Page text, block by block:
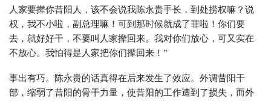
人家要撵你昔阳人，该不会说我陈永贵手长，到处捞权嘛？说
权，我不小啦，副总理嘛！可到那时候就成了罪啦！你们要
去，就好好干，不要叫人家撵回来。我对你们放心，可又实在
不放心。我怕得是人家把你们撵回来！”
事出有巧。陈永贵的话真得在后来发生了效应。外调昔阳干
部，缩弱了昔阳的骨干力量，使昔阳的工作遭到了损失，而外